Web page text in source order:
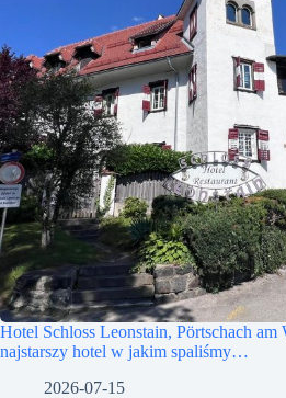
Hotel Schloss Leonstain, Pörtschach am
najstarszy hotel w jakim spaliśmy…
2026-07-15